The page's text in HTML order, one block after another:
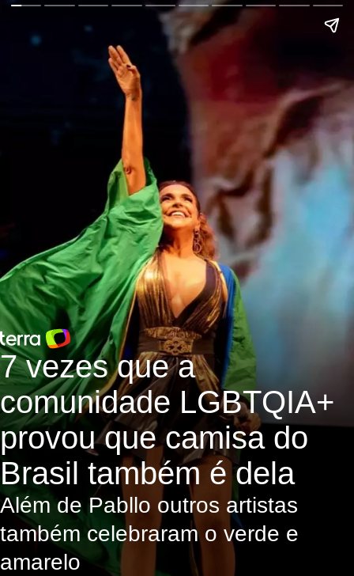
7 vezes que a
comunidade LGBTQIA+
provou que camisa do
Brasil também é dela
Além de Pabllo outros artistas
também celebraram o verde e
amarelo